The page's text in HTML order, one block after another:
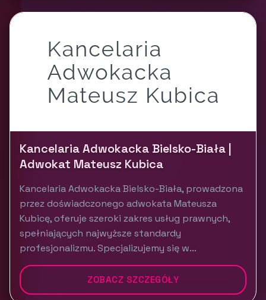
Kancelaria Adwokacka Bielsko-Biała |
Adwokat Mateusz Kubica
Kancelaria Adwokacka Bielsko-Biała, prowadzona
przez doświadczonego adwokata Mateusza
Kubicę, oferuje szeroki zakres usług prawnych,
spełniających najwyższe standardy
profesjonalizmu. Specjalizujemy się w...
ZOBACZ SZCZEGÓŁY